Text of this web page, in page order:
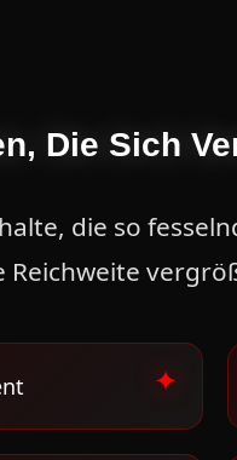
Die Sich
die so
Reichweite